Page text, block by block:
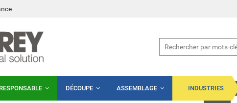
DÉCOUPE ASSEMBLAGE INDUSTRIES